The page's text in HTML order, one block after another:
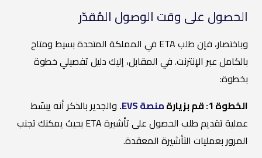
الحصول على وقت الوصول المُقدّر
وباختصار، فإن طلب ETA في المملكة المتحدة بسيط ومتاح
بالكامل عبر الإنترنت. في المقابل، إليك دليل تفصيلي خطوة
بخطوة:
الخطوة 1: قم بزيارة
منصة EVS . والجدير بالذكر أنه يبسّط
عملية تقديم طلب الحصول على تأشيرة ETA بحيث يمكنك تجنب
المرور بعمليات التأشيرة المعقدة.